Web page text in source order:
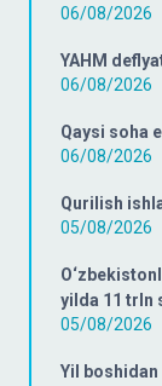
06/08/2026
YAHM
06/08/2026
Qaysi soha
06/08/2026
Qurilish
05/08/2026
yilda 11 trln
05/08/2026
Yil